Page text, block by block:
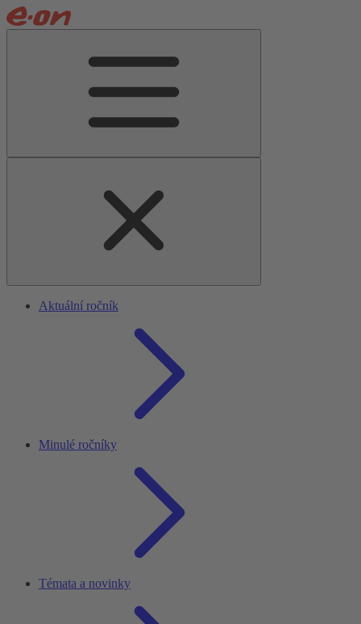
Aktuální ročník
Minulé ročníky
Témata a novinky